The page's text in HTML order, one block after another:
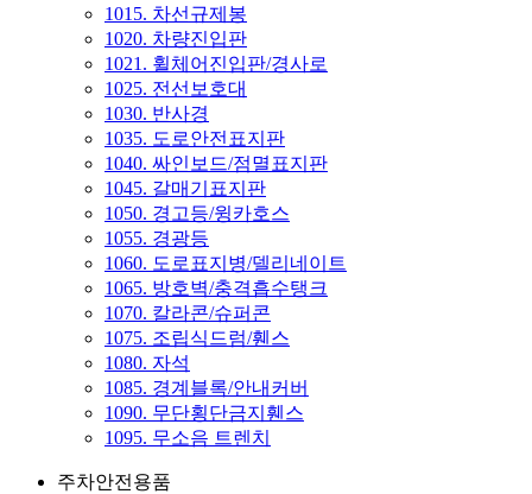
1015. 차선규제봉
1020. 차량진입판
1021. 휠체어진입판/경사로
1025. 전선보호대
1030. 반사경
1035. 도로안전표지판
1040. 싸인보드/점멸표지판
1045. 갈매기표지판
1050. 경고등/윙카호스
1055. 경광등
1060. 도로표지병/델리네이트
1065. 방호벽/충격흡수탱크
1070. 칼라콘/슈퍼콘
1075. 조립식드럼/휀스
1080. 자석
1085. 경계블록/안내커버
1090. 무단횡단금지휀스
1095. 무소음 트렌치
주차안전용품